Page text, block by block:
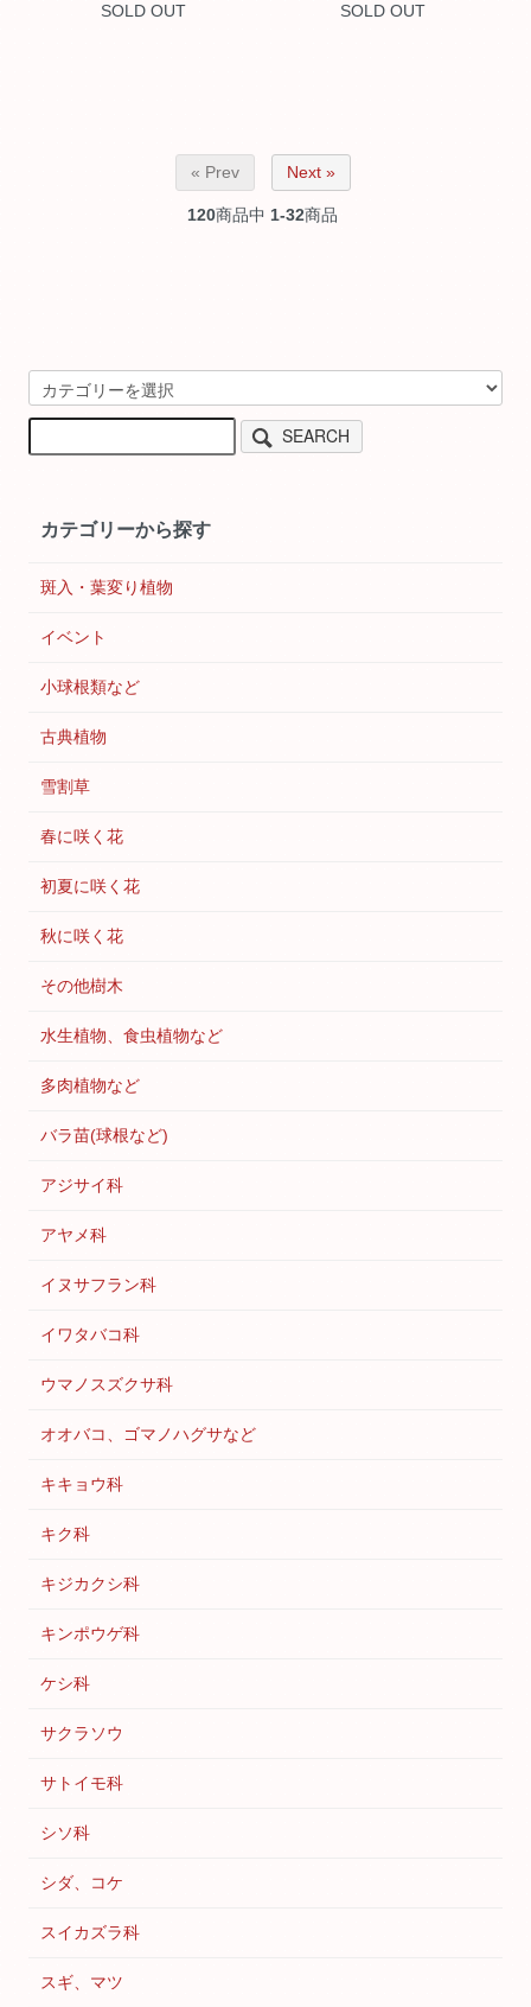
SOLD OUT SOLD OUT
« Prev Next »
120商品中 1-32商品
SEARCH
カテゴリーから探す
斑入・葉変り植物
イベント
小球根類など
古典植物
雪割草
春に咲く花
初夏に咲く花
秋に咲く花
その他樹木
水生植物、食虫植物など
多肉植物など
バラ苗(球根など)
アジサイ科
アヤメ科
イヌサフラン科
イワタバコ科
ウマノスズクサ科
オオバコ、ゴマノハグサなど
キキョウ科
キク科
キジカクシ科
キンポウゲ科
ケシ科
サクラソウ
サトイモ科
シソ科
シダ、コケ
スイカズラ科
スギ、マツ